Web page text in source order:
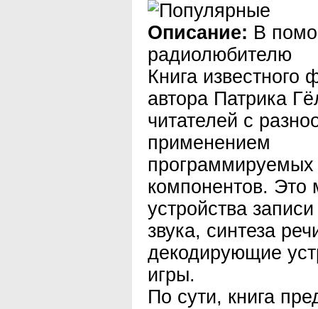
Описание: В
радиолюбителю
Книга известного
автора Патрика
читателей с
применением
программируемых
компонентов. Это
устройства
звука, синтеза
декодирующие
игры.
По сути, книга